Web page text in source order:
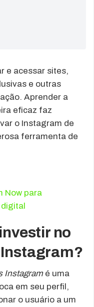
e acessar sites,
e outras
Aprender a
eficaz faz
o Instagram de
ferramenta de
Now para
no
Instagramé uma
em seu perfil,
o usuário a um